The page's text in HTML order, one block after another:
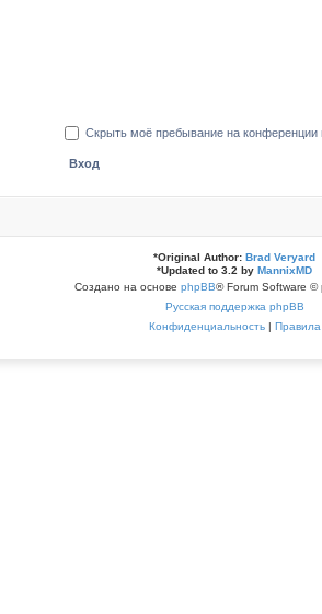
Скрыть моё пребывание на конференции
*Original Author: Brad Veryard
*Updated to 3.2 by MannixMD
Создано на основе phpBB® Forum Software ©
Русская поддержка phpBB
Конфиденциальность| Правила